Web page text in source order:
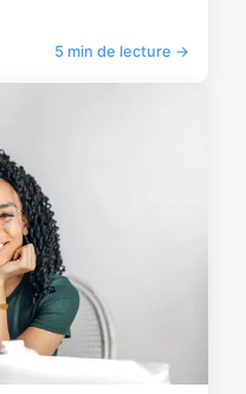
5 min de lecture →